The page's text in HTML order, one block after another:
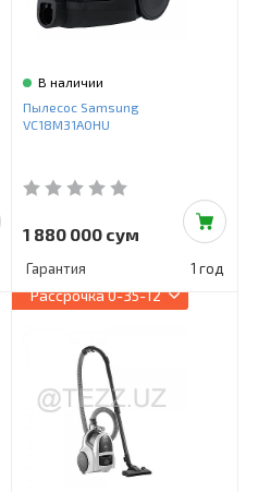
В наличии
Пылесос Samsung
VC18M31A0HU
1 880 000 сум
Гарантия 1 год
Рассрочка0-35-12